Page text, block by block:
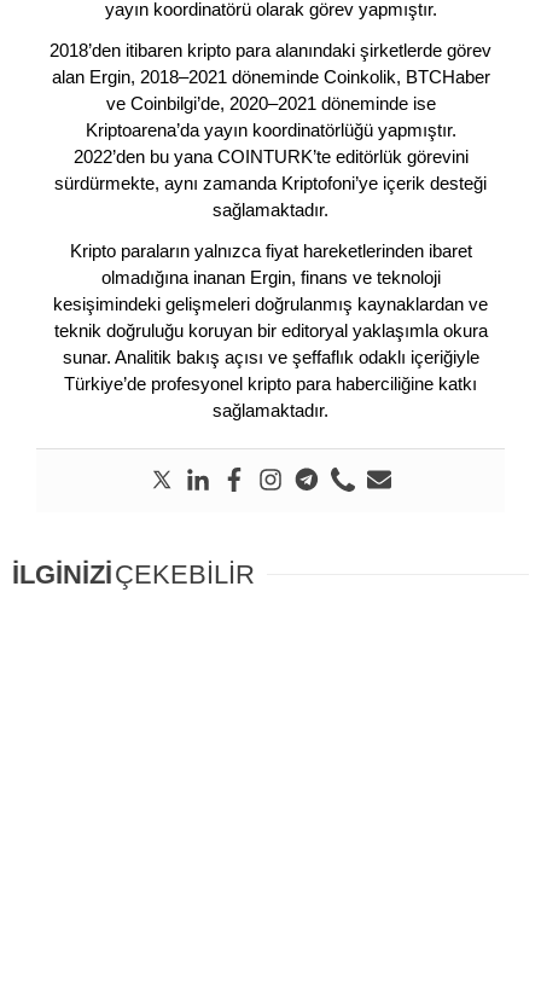
yayın koordinatörü olarak görev yapmıştır.
2018’den itibaren kripto para alanındaki şirketlerde görev
alan Ergin, 2018–2021 döneminde Coinkolik, BTCHaber
ve Coinbilgi’de, 2020–2021 döneminde ise
Kriptoarena’da yayın koordinatörlüğü yapmıştır.
2022’den bu yana COINTURK’te editörlük görevini
sürdürmekte, aynı zamanda Kriptofoni’ye içerik desteği
sağlamaktadır.
Kripto paraların yalnızca fiyat hareketlerinden ibaret
olmadığına inanan Ergin, finans ve teknoloji
kesişimindeki gelişmeleri doğrulanmış kaynaklardan ve
teknik doğruluğu koruyan bir editoryal yaklaşımla okura
sunar. Analitik bakış açısı ve şeffaflık odaklı içeriğiyle
Türkiye’de profesyonel kripto para haberciliğine katkı
sağlamaktadır.
İLGİNİZİÇEKEBİLİR